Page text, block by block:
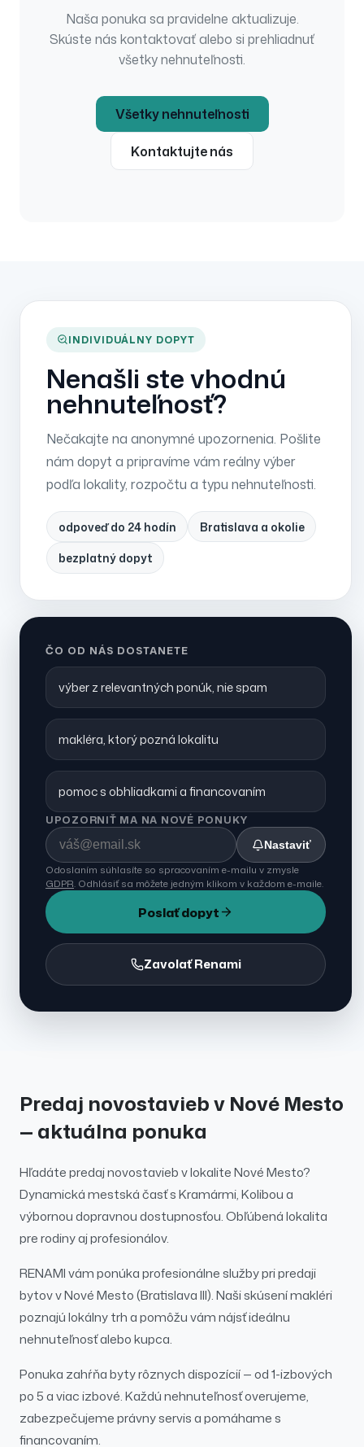
Naša ponuka sa pravidelne aktualizuje.
Skúste nás kontaktovať alebo si prehliadnuť
všetky nehnuteľnosti.
Všetky nehnuteľnosti
Kontaktujte nás
INDIVIDUÁLNY DOPYT
Nenašli ste vhodnú
nehnuteľnosť?
Nečakajte na anonymné upozornenia. Pošlite
nám dopyt a pripravíme vám reálny výber
podľa lokality, rozpočtu a typu nehnuteľnosti.
odpoveď do 24 hodín Bratislava a okolie
bezplatný dopyt
ČO OD NÁS DOSTANETE
výber z relevantných ponúk, nie spam
makléra, ktorý pozná lokalitu
pomoc s obhliadkami a financovaním
UPOZORNIŤ MA NA NOVÉ PONUKY
Nastaviť
Odoslaním súhlasíte so spracovaním e-mailu v zmysle
GDPR. Odhlásiť sa môžete jedným klikom v každom e-maile.
Poslať dopyt
Zavolať Renami
Predaj novostaviebv Nové Mesto
— aktuálna ponuka
Hľadátepredajnovostaviebv lokaliteNové Mesto?
Dynamická mestská časť s Kramármi, Kolibou a
výbornou dopravnou dostupnosťou. Obľúbená lokalita
pre rodiny aj profesionálov.
RENAMI vám ponúka profesionálne služby pripredaji
bytovvNové Mesto(Bratislava III). Naši skúsení makléri
poznajú lokálny trh a pomôžu vám nájsť ideálnu
nehnuteľnosť alebo kupca.
Ponuka zahŕňa byty rôznych dispozícií — od 1-izbových
po 5 a viac izbové.Každú nehnuteľnosť overujeme,
zabezpečujeme právny servis a pomáhame s
financovaním.